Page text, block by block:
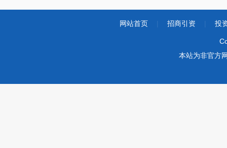
网站首页 招商引资 投
本站为非官方